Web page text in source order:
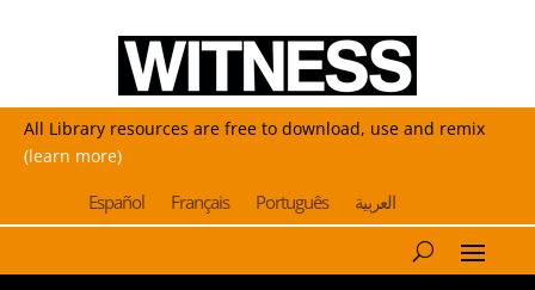
All Library resources are free to download, use and remix
(learn more)
Español Français Português العربية